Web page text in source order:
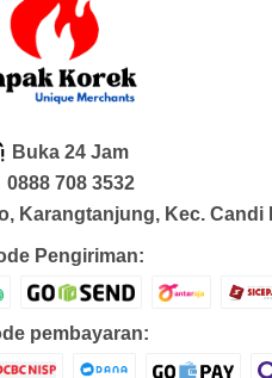
Buka 24 Jam
0888 708 3532
Karangtanjung, Kec. Candi
Pengiriman:
pembayaran: